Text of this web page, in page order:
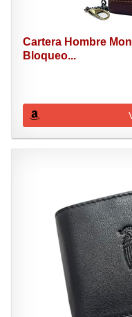
Cartera Hombre
Bloqueo...